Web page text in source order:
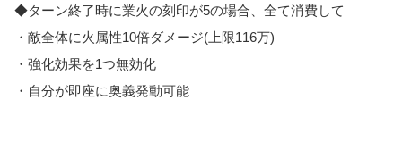
◆ターン終了時に業火の刻印が5の場合、全て消費して
・敵全体に火属性10倍ダメージ(上限116万)
・強化効果を1つ無効化
・自分が即座に奥義発動可能